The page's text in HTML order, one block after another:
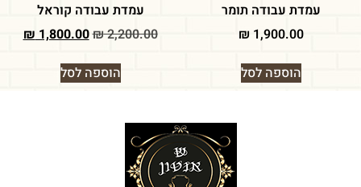
עמדת עבודה תומר
₪1,900.00
הוספה לסל
עמדת עבודה קוראל
₪2,200.00
₪1,800.00
הוספה לסל